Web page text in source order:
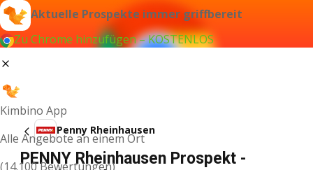
Aktuelle Prospekte immer griffbereit
Zu Chrome hinzufügen – KOSTENLOS
Kimbino App
Alle Angebote an einem Ort
(14.100 Bewertungen)
Penny Rheinhausen
PENNY Rheinhausen Prospekt -